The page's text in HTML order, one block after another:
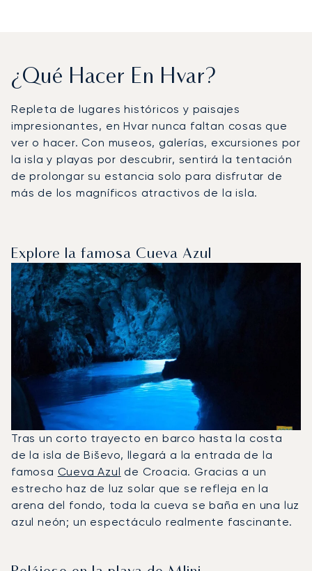
¿Qué Hacer En Hvar?
Repleta de lugares históricos y paisajes
impresionantes, en Hvar nunca faltan cosas que
ver o hacer. Con museos, galerías, excursiones por
la isla y playas por descubrir, sentirá la tentación
de prolongar su estancia solo para disfrutar de
más de los magníficos atractivos de la isla.
Explore la famosa Cueva Azul
Tras un corto trayecto en barco hasta la costa
de la isla de Biševo, llegará a la entrada de la
famosa Cueva Azul de Croacia. Gracias a un
estrecho haz de luz solar que se refleja en la
arena del fondo, toda la cueva se baña en una luz
azul neón; un espectáculo realmente fascinante.